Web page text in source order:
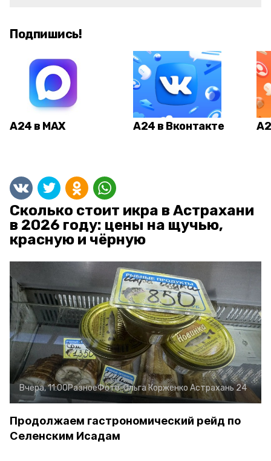
Подпишись!
А24 в MAX А24 в Вконтакте
Сколько стоит икра в Астрахани
в 2026 году: цены на щучью,
красную и чёрную
Вчера, 11:00РазноеФото:Ольга Корженко Астрахань 24
Продолжаем гастрономический рейд по
Селенским Исадам